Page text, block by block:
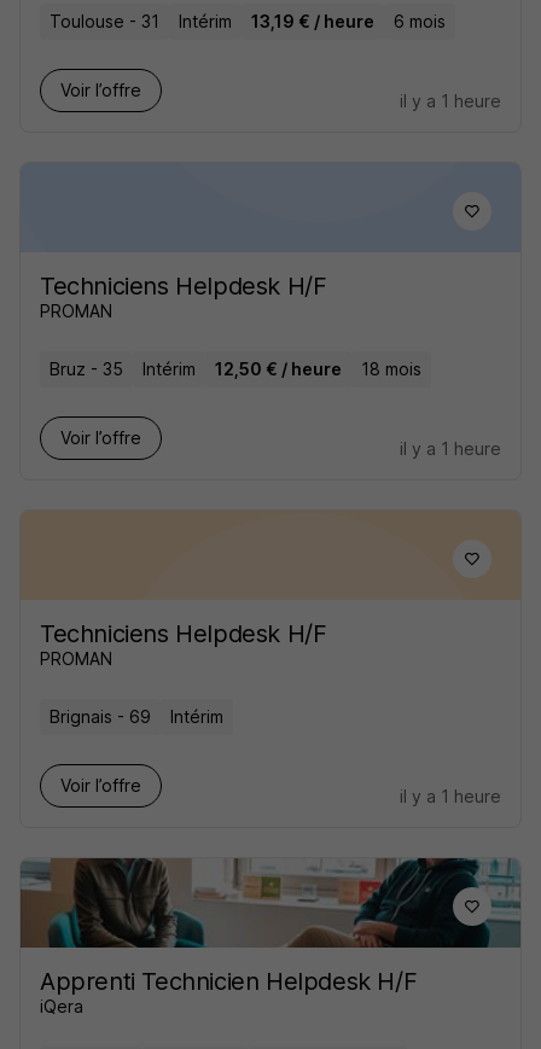
Toulouse - 31 Intérim 13,19 € / heure 6 mois
Voir l’offre
il y a 1 heure
Techniciens Helpdesk H/F
PROMAN
Bruz - 35 Intérim 12,50 € / heure 18 mois
Voir l’offre
il y a 1 heure
Techniciens Helpdesk H/F
PROMAN
Brignais - 69 Intérim
Voir l’offre
il y a 1 heure
Apprenti Technicien Helpdesk H/F
iQera